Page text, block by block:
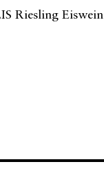
Riesling Eiswein